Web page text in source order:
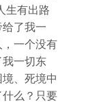
生有出路
了我一
一个没有
一切东
、死境中
么？只要